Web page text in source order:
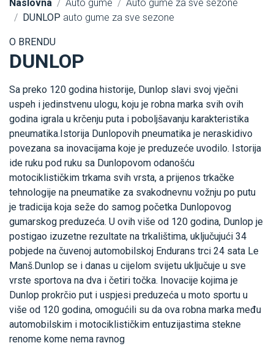
Naslovna Auto gume
Auto gume za sve sezone
DUNLOP auto gume za sve sezone
O BRENDU
DUNLOP
Sa preko 120 godina historije, Dunlop slavi svoj vječni
uspeh i jedinstvenu ulogu, koju je robna marka svih ovih
godina igrala u krčenju puta i poboljšavanju karakteristika
pneumatika.Istorija Dunlopovih pneumatika je neraskidivo
povezana sa inovacijama koje je preduzeće uvodilo. Istorija
ide ruku pod ruku sa Dunlopovom odanošću
motociklističkim trkama svih vrsta, a prijenos trkačke
tehnologije na pneumatike za svakodnevnu vožnju po putu
je tradicija koja seže do samog početka Dunlopovog
gumarskog preduzeća. U ovih više od 120 godina, Dunlop je
postigao izuzetne rezultate na trkalištima, uključujući 34
pobjede na čuvenoj automobilskoj Endurans trci 24 sata Le
Manš.Dunlop se i danas u cijelom svijetu uključuje u sve
vrste sportova na dva i četiri točka. Inovacije kojima je
Dunlop prokrčio put i uspjesi preduzeća u moto sportu u
više od 120 godina, omogućili su da ova robna marka među
automobilskim i motociklističkim entuzijastima stekne
renome kome nema ravnog